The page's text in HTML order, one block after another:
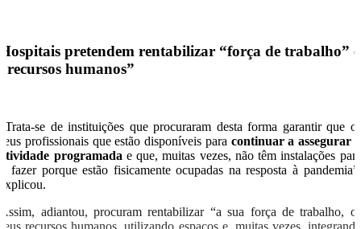
Hospitais pretendem rentabilizar “força de trabalho” e
“recursos humanos”
“Trata-se de instituições que procuraram desta forma garantir que os
seus profissionais que estão disponíveis para continuar a assegurar a
atividade programadae que, muitas vezes, não têm instalações para
o fazer porque estão fisicamente ocupadas na resposta à pandemia”,
explicou.
Assim, adiantou, procuram rentabilizar “a sua força de trabalho, os